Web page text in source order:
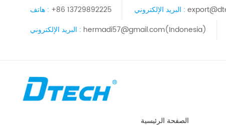
هاتف : +86 13729892225 البريد الإلكتروني :
البريد الإلكتروني : hermadi57@gmail.com(Indonesia)
الصفحة الرئيسية